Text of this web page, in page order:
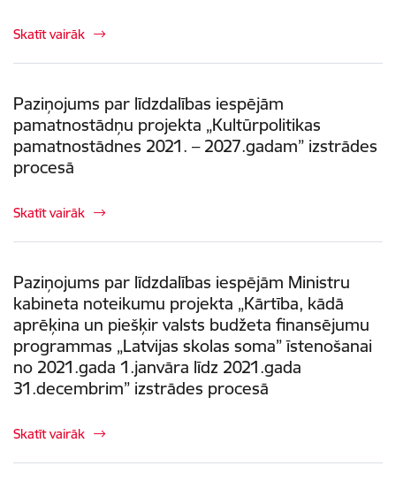
Skatīt vairāk
Paziņojums par līdzdalības iespējām
pamatnostādņu projekta „Kultūrpolitikas
pamatnostādnes 2021. – 2027.gadam” izstrādes
procesā
Skatīt vairāk
Paziņojums par līdzdalības iespējām Ministru
kabineta noteikumu projekta „Kārtība, kādā
aprēķina un piešķir valsts budžeta finansējumu
programmas „Latvijas skolas soma” īstenošanai
no 2021.gada 1.janvāra līdz 2021.gada
31.decembrim” izstrādes procesā
Skatīt vairāk